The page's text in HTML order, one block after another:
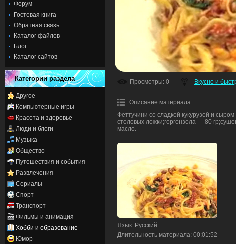
Форум
Гостевая книга
Обратная связь
Каталог файлов
Блог
Каталог сайтов
Категории раздела
Другое
Компьютерные игры
Красота и здоровье
Люди и блоги
Музыка
Общество
Путешествия и события
Развлечения
Сериалы
Спорт
Транспорт
Фильмы и анимация
Хобби и образование
Юмор
Просмотры: 0 Вкусно и
Описание материала:
Феттучини со сладкой кукурузой и
столовых ложки;горгонзола — 80
масло.
Язык: Русский
Длительность материала: 00:01:52